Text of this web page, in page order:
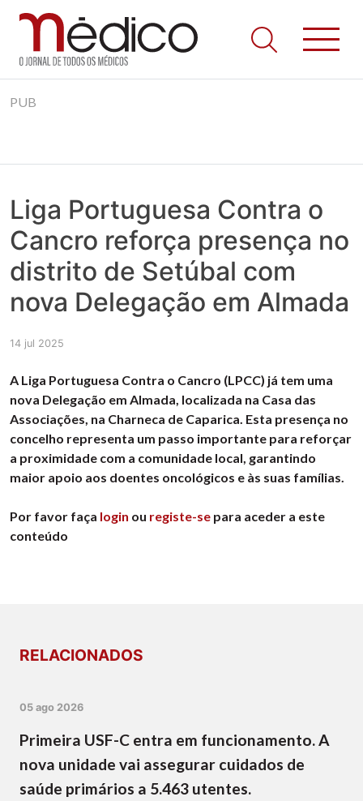
to
Jornal Médico
Médico – O Jornal de Todos os Médicos. Onde as notícias
realmente contam! Tudo o que se passa na Saúde!
PUB
Liga Portuguesa Contra o
Cancro reforça presença no
distrito de Setúbal com
nova Delegação em Almada
14 jul 2025
A Liga Portuguesa Contra o Cancro (LPCC) já tem uma
nova Delegação em Almada, localizada na Casa das
Associações, na Charneca de Caparica. Esta presença no
concelho representa um passo importante para reforçar
a proximidade com a comunidade local, garantindo
maior apoio aos doentes oncológicos e às suas famílias.
Por favor faça login ou registe-se para aceder a este
conteúdo
RELACIONADOS
05 ago 2026
Primeira USF-C entra em funcionamento. A
nova unidade vai assegurar cuidados de
saúde primários a 5.463 utentes.